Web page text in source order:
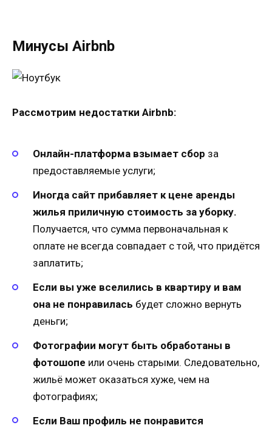
Минусы Airbnb
Рассмотрим недостатки Airbnb:
Онлайн-платформа взымает сбор за
предоставляемые услуги;
Иногда сайт прибавляет к цене аренды
жилья приличную стоимость за уборку.
Получается, что сумма первоначальная к
оплате не всегда совпадает с той, что придётся
заплатить;
Если вы уже вселились в квартиру и вам
она не понравилась будет сложно вернуть
деньги;
Фотографии могут быть обработаны в
фотошопе или очень старыми. Следовательно,
жильё может оказаться хуже, чем на
фотографиях;
Если Ваш профиль не понравится